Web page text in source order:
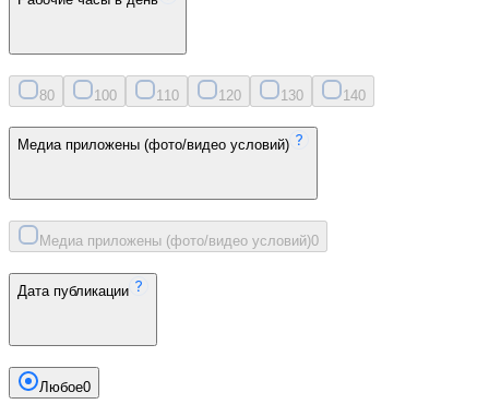
80 100 11 0 120 130 140
Медиа приложены (фото/видео условий)
Медиа приложены (фото/видео условий)0
Дата публикации
Любое0